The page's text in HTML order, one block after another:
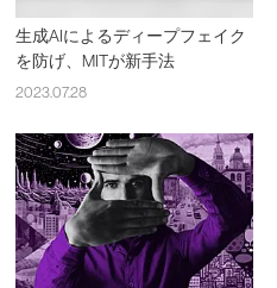
生成AIによるディープフェイク
を防げ、MITが新手法
2023.07.28